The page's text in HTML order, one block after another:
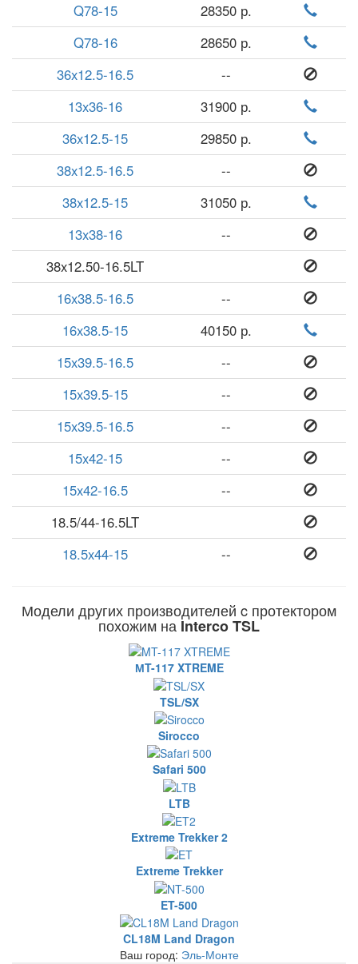
Q78-15
28350 р.
Q78-16
28650 р.
36x12.5-16.5
--
13x36-16
31900 р.
36x12.5-15
29850 р.
38x12.5-16.5
--
38x12.5-15
31050 р.
13x38-16
--
38x12.50-16.5LT
16x38.5-16.5
--
16x38.5-15
40150 р.
15x39.5-16.5
--
15x39.5-15
--
15x39.5-16.5
--
15x42-15
--
15x42-16.5
--
18.5/44-16.5LT
18.5x44-15
--
Модели других производителей c протектором
похожим на Interco TSL
МT-117 XTREME
TSL/SX
Sirocco
Safari 500
LTB
Extreme Trekker 2
Extreme Trekker
ET-500
CL18M Land Dragon
Ваш город: Эль-Монте